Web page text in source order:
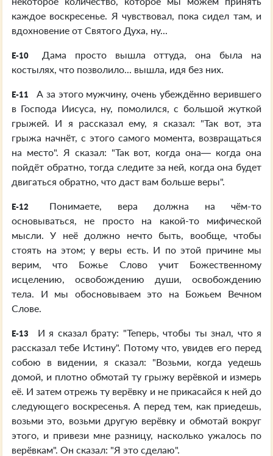
каждое воскресенье. Я чувствовал, пока сидел там, и
вдохновение от Святого Духа, ну...
E-10
Дама просто вышла оттуда, она была на
костылях, что позволило... вышла, идя без них.
E-11
А за этого мужчину, очень убеждённо верившего
в Господа Иисуса, ну, помолился, с большой жуткой
грыжей. И я рассказал ему, я сказал: "Так вот, эта
грыжа начнёт, с этого самого момента, возвращаться
на место". Я сказал: "Так вот, когда она— когда она
пойдёт обратно, тогда следите за ней, когда она будет
двигаться обратно, что даст вам больше веры".
E-12
Понимаете, вера должна на чём-то
основываться, не просто на какой-то мифической
мысли. У неё должно нечто быть, вообще, чтобы
стоять на этом; у веры есть. И по этой причине мы
верим, что Божье Слово учит Божественному
исцелению, освобождению души, освобождению
тела. И мы обосновываем это на Божьем Вечном
Слове.
E-13
И я сказал брату: "Теперь, чтобы ты знал, что я
рассказал тебе Истину". Потому что, увидев его перед
собою в видении, я сказал: "Возьми, когда уедешь
домой, и плотно обмотай ту грыжу верёвкой и измерь
её. И затем отрежь ту верёвку и не прикасайся к ней до
следующего воскресенья. А перед тем, как приедешь,
возьми это, возьми другую верёвку и обмотай вокруг
этого, и привези мне разницу, насколько ужалось по
верёвкам". Он сказал: "Я это сделаю".